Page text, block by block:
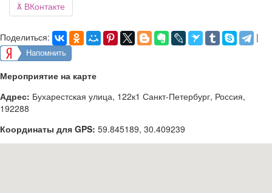
 ВКонтакте
Поделиться: |
Напомнить
Мероприятие на карте
Адрес: Бухарестская улица, 122к1 Санкт-Петербург, Россия,
192288
Координаты для GPS: 59.845189, 30.409239